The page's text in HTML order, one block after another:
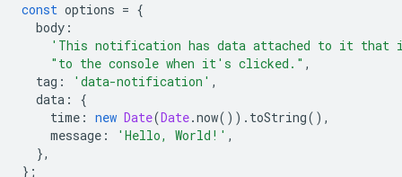
const options = {
body :
'This notification has data attached to it
"to the console when it's clicked." ,
tag : 'data-notification' ,
data :
{
time : new Date(Date.now()). toString(),
message : 'Hello, World!' ,
},
};